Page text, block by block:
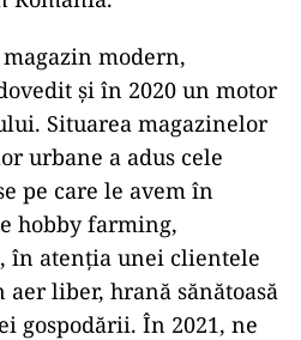
modern,
și în 2020 un motor
Situarea magazinelor
urbane a adus cele
pe care le avem în
hobby farming,
în atenția unei clientele
liber, hrană sănătoasă
gospodării. În 2021, ne